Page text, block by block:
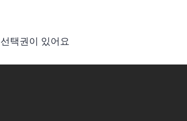
택권이 있어요